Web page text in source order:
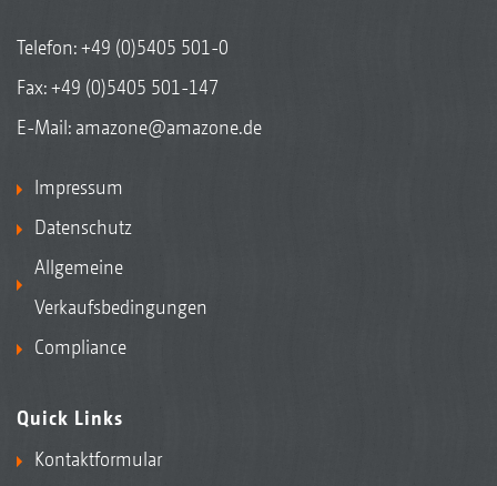
Telefon:+49 (0)5405 501-0
Fax: +49 (0)5405 501-147
E-Mail: amazone@amazone.de
Impressum
Datenschutz
Allgemeine
Verkaufsbedingungen
Compliance
Quick Links
Kontaktformular